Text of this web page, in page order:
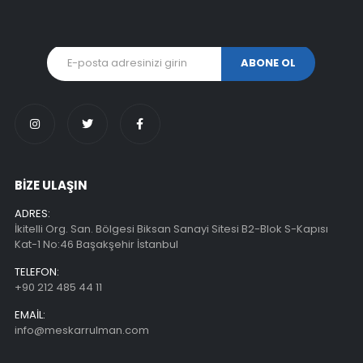
BİZE ULAŞIN
ADRES:
İkitelli Org. San. Bölgesi Biksan Sanayi Sitesi B2-Blok S-Kapısı
Kat-1 No:46 Başakşehir İstanbul
TELEFON:
+90 212 485 44 11
EMAIL:
info@meskarrulman.com